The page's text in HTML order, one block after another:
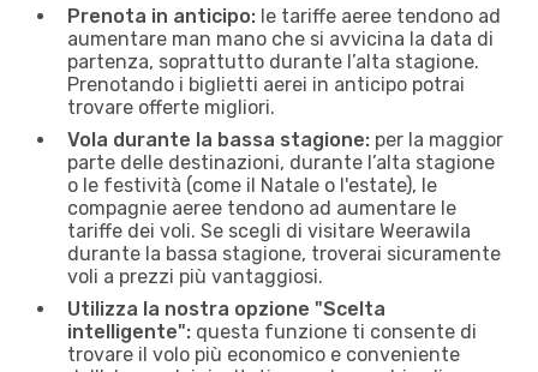
Prenota in anticipo: le tariffe aeree tendono ad
aumentare man mano che si avvicina la data di
partenza, soprattutto durante l’alta stagione.
Prenotando i biglietti aerei in anticipo potrai
trovare offerte migliori.
Vola durante la bassa stagione: per la maggior
parte delle destinazioni, durante l’alta stagione
o le festività (come il Natale o l'estate), le
compagnie aeree tendono ad aumentare le
tariffe dei voli. Se scegli di visitare Weerawila
durante la bassa stagione, troverai sicuramente
voli a prezzi più vantaggiosi.
Utilizza la nostra opzione "Scelta
intelligente": questa funzione ti consente di
trovare il volo più economico e conveniente